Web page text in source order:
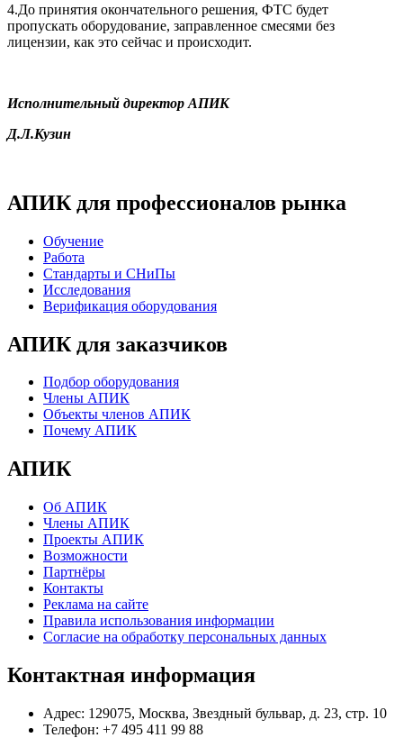
4.До принятия окончательного решения, ФТС будет
пропускать оборудование, заправленное смесями без
лицензии, как это сейчас и происходит.
Исполнительный директор АПИК
Д.Л.Кузин
АПИК для профессионалов рынка
Обучение
Работа
Стандарты и СНиПы
Исследования
Верификация оборудования
АПИК для заказчиков
Подбор оборудования
Члены АПИК
Объекты членов АПИК
Почему АПИК
АПИК
Об АПИК
Члены АПИК
Проекты АПИК
Возможности
Партнёры
Контакты
Реклама на сайте
Правила использования информации
Согласие на обработку персональных данных
Контактная информация
Адрес: 129075, Москва, Звездный бульвар, д. 23, стр. 10
Телефон: +7 495 411 99 88